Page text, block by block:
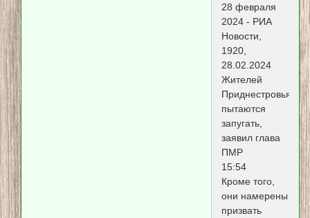
28 февраля
2024 - РИА
Новости,
1920,
28.02.2024
Жителей
Приднестровья
пытаются
запугать,
заявил глава
ПМР
15:54
Кроме того,
они намерены
призвать